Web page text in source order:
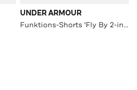
UNDER ARMOUR
Funktions-Shorts 'Fly By 2-in-1' blau